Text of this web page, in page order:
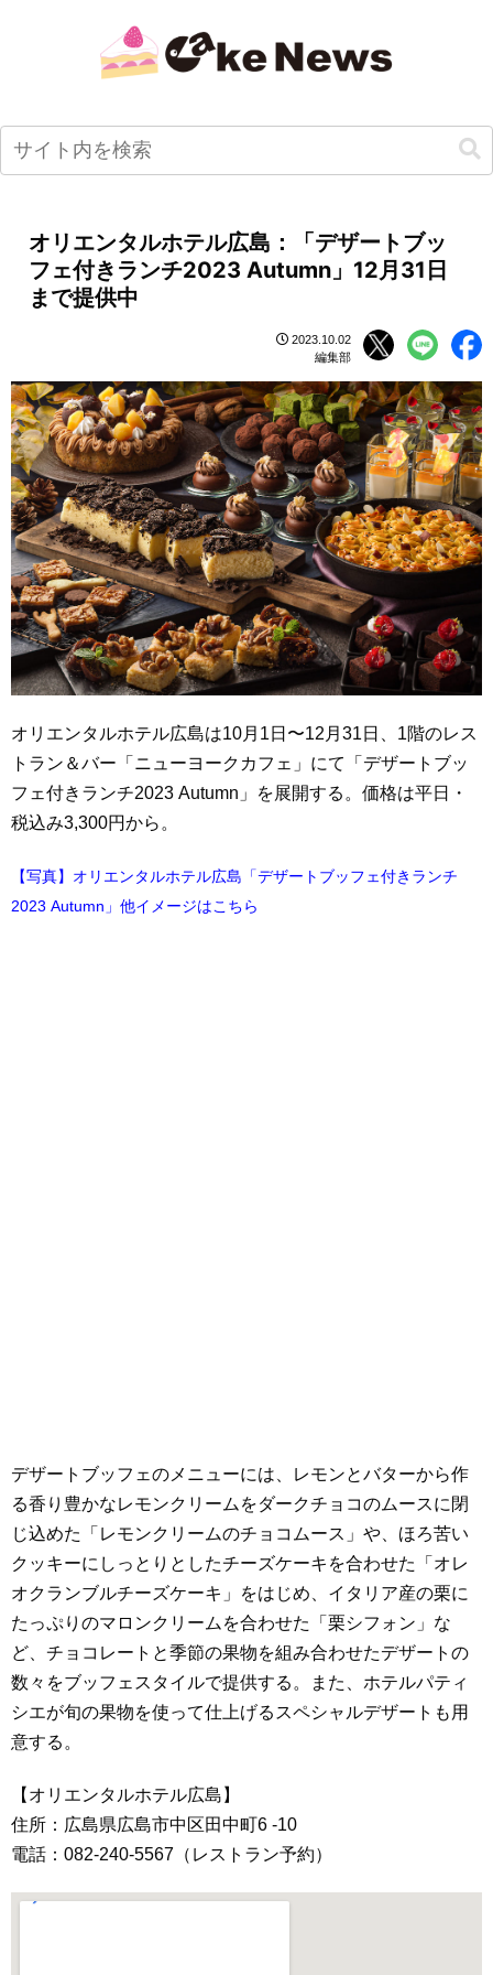
オリエンタルホテル広島：「デザートブッ
フェ付きランチ2023 Autumn」12月31日
まで提供中
2023.10.02
編集部
オリエンタルホテル広島は10月1日〜12月31日、1階のレス
トラン＆バー「ニューヨークカフェ」にて「デザートブッ
フェ付きランチ2023 Autumn」を展開する。価格は平日・
税込み3,300円から。
【写真】オリエンタルホテル広島「デザートブッフェ付きランチ
2023 Autumn」他イメージはこちら
デザートブッフェのメニューには、レモンとバターから作
る香り豊かなレモンクリームをダークチョコのムースに閉
じ込めた「レモンクリームのチョコムース」や、ほろ苦い
クッキーにしっとりとしたチーズケーキを合わせた「オレ
オクランブルチーズケーキ」をはじめ、イタリア産の栗に
たっぷりのマロンクリームを合わせた「栗シフォン」な
ど、チョコレートと季節の果物を組み合わせたデザートの
数々をブッフェスタイルで提供する。また、ホテルパティ
シエが旬の果物を使って仕上げるスペシャルデザートも用
意する。
【オリエンタルホテル広島】
住所：広島県広島市中区田中町6 -10
電話：082-240-5567（レストラン予約）